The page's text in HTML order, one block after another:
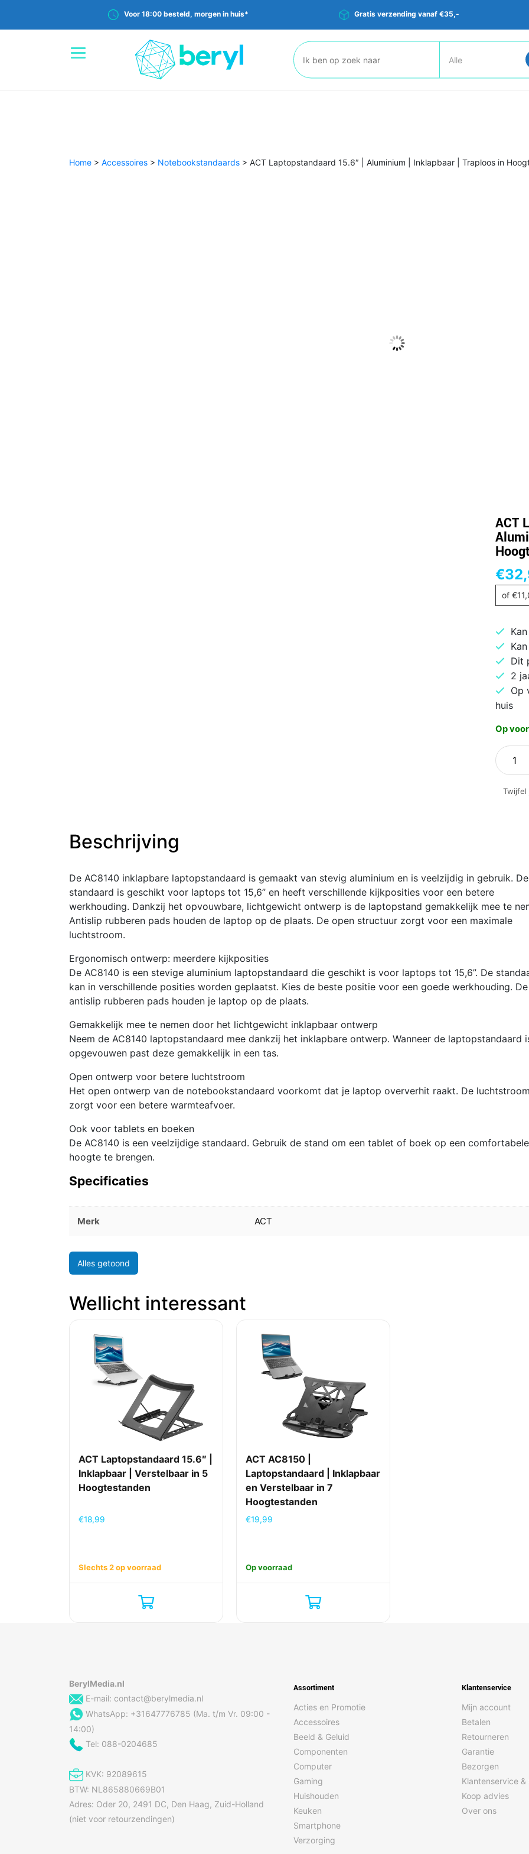
Voor 18:00 besteld, morgen in huis* Gratis verzending vanaf €35,-
Zoeken:
Home > Accessoires > Notebookstandaards > ACT Laptopstandaard 15.6″ | Aluminium | Inklapbaar | Traploos in
ACT
€
of €
Dit
2
Op
huis
Op
ACT
in
aantal
Twijfel
Beschrijving
De AC8140 inklapbare laptopstandaard is gemaakt van stevig aluminium en is veelzijdig in gebruik. De
standaard is geschikt voor laptops tot 15,6” en heeft verschillende kijkposities voor een betere
werkhouding. Dankzij het opvouwbare, lichtgewicht ontwerp is de laptopstand gemakkelijk mee te
Antislip rubberen pads houden de laptop op de plaats. De open structuur zorgt voor een maximale
luchtstroom.
Ergonomisch ontwerp: meerdere kijkposities
De AC8140 is een stevige aluminium laptopstandaard die geschikt is voor laptops tot 15,6”. De
kan in verschillende posities worden geplaatst. Kies de beste positie voor een goede werkhouding. De
antislip rubberen pads houden je laptop op de plaats.
Gemakkelijk mee te nemen door het lichtgewicht inklapbaar ontwerp
Neem de AC8140 laptopstandaard mee dankzij het inklapbare ontwerp. Wanneer de laptopstandaard
opgevouwen past deze gemakkelijk in een tas.
Open ontwerp voor betere luchtstroom
Het open ontwerp van de notebookstandaard voorkomt dat je laptop oververhit raakt. De luchtstroom
zorgt voor een betere warmteafvoer.
Ook voor tablets en boeken
De AC8140 is een veelzijdige standaard. Gebruik de stand om een tablet of boek op een comfortabele
hoogte te brengen.
Specificaties
Merk ACT
Alles getoond
Wellicht interessant
ACT Laptopstandaard 15.6″ |
Inklapbaar | Verstelbaar in 5
Hoogtestanden
€18,99
Slechts 2 op voorraad
ACT AC8150 |
Laptopstandaard | Inklapbaar
en Verstelbaar in 7
Hoogtestanden
€19,99
Op voorraad
BerylMedia.nl
E-mail: contact@berylmedia.nl
WhatsApp: +31647776785 (Ma. t/m Vr. 09:00 -
14:00)
Tel: 088-0204685
KVK: 92089615
BTW: NL865880669B01
Adres: Oder 20, 2491 DC, Den Haag, Zuid-Holland
(niet voor retourzendingen)
Assortiment
Acties en Promotie
Accessoires
Beeld & Geluid
Componenten
Computer
Gaming
Huishouden
Keuken
Smartphone
Verzorging
Klantenservice
Mijn account
Betalen
Retourneren
Garantie
Bezorgen
Klantenservice &
Koop advies
Over ons